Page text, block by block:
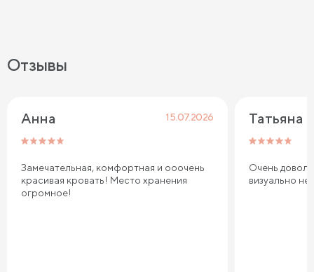
Отзывы
Анна 15.07.2026
Замечательная, комфортная и ооочень
красивая кровать! Место хранения
огромное!
Татьяна
Очень
визуально